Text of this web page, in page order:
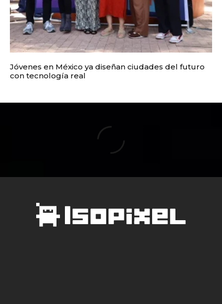
Jóvenes en México ya diseñan ciudades del futuro
con tecnología real